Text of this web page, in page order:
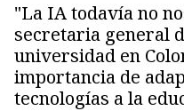
"La IA todavía no
secretaria general
universidad en
importancia de
tecnologías a la